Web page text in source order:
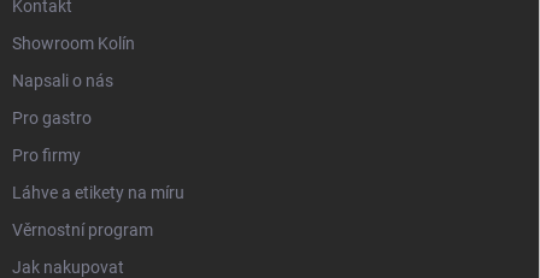
Kontakt
Showroom Kolín
Napsali o nás
Pro gastro
Pro firmy
Láhve a etikety na míru
Věrnostní program
Jak nakupovat